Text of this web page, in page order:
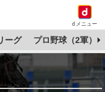
dメニュー
ーグ プロ野球（2軍）